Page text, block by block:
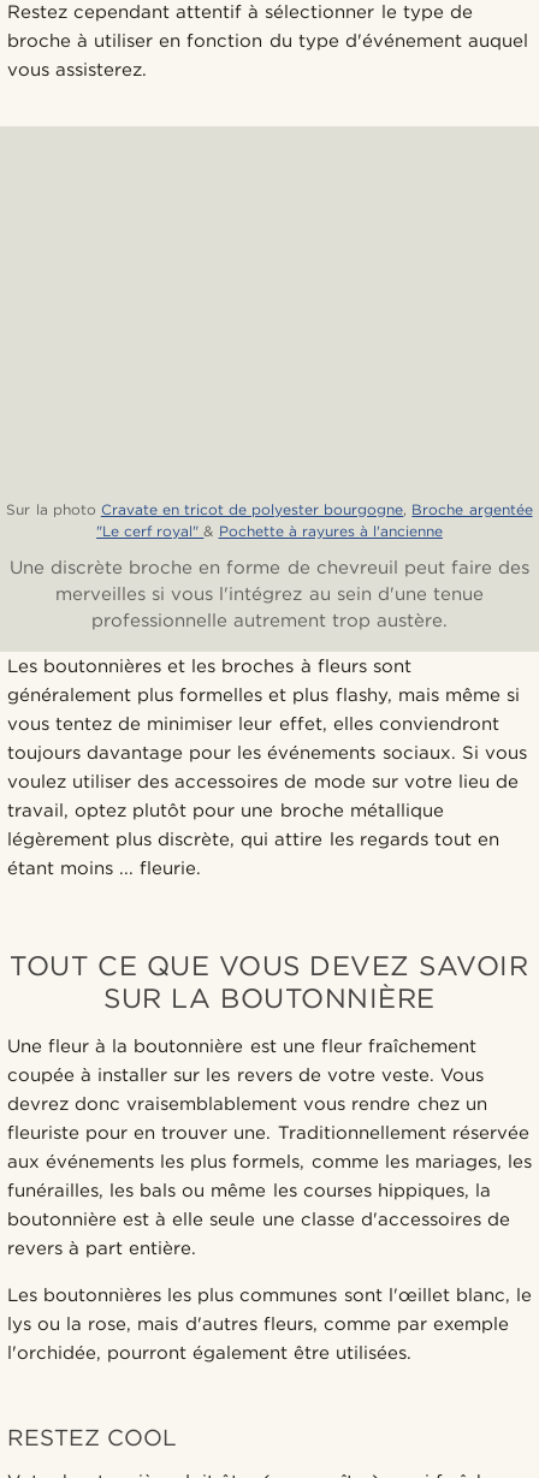
Restez cependant attentif à sélectionner le type de
broche à utiliser en fonction du type d'événement auquel
vous assisterez.
Sur la photo Cravate en tricot de polyester bourgogne, Broche argentée
"Le cerf royal"& Pochette à rayures à l'ancienne
Une discrète broche en forme de chevreuil peut faire des
merveilles si vous l'intégrez au sein d'une tenue
professionnelle autrement trop austère.
Les boutonnières et les broches à fleurs sont
généralement plus formelles et plus flashy, mais même si
vous tentez de minimiser leur effet, elles conviendront
toujours davantage pour les événements sociaux. Si vous
voulez utiliser des accessoires de mode sur votre lieu de
travail, optez plutôt pour une broche métallique
légèrement plus discrète, qui attire les regards tout en
étant moins ... fleurie.
TOUT CE QUE VOUS DEVEZ SAVOIR
SUR LA BOUTONNIÈRE
Une fleur à la boutonnière est une fleur fraîchement
coupée à installer sur les revers de votre veste. Vous
devrez donc vraisemblablement vous rendre chez un
fleuriste pour en trouver une. Traditionnellement réservée
aux événements les plus formels, comme les mariages, les
funérailles, les bals ou même les courses hippiques, la
boutonnière est à elle seule une classe d'accessoires de
revers à part entière.
Les boutonnières les plus communes sont l'œillet blanc, le
lys ou la rose, mais d'autres fleurs, comme par exemple
l'orchidée, pourront également être utilisées.
RESTEZ COOL